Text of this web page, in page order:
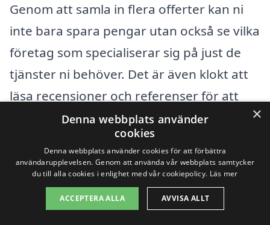
Genom att samla in flera offerter kan ni
inte bara spara pengar utan också se vilka
företag som specialiserar sig på just de
tjänster ni behöver. Det är även klokt att
läsa recensioner och referenser för att
säkerställa att ni väljer ett pålitligt och
erfaret städföretag. Med rätt information
kan ni finna en kostnadseffektiv lösning
för er kontorsstädning i Källby som
uppfyller alla era krav.
×
Denna webbplats använder
cookies
Denna webbplats använder cookies för att förbättra
användarupplevelsen. Genom att använda vår webbplats samtycker
du till alla cookies i enlighet med vår cookiepolicy. Läs mer
ACCEPTERA ALLA AVVISA ALLT